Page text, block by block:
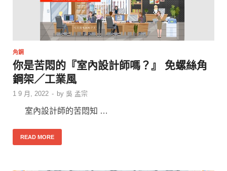
角鋼
你是苦悶的『室內設計師嗎？』 免螺絲角
鋼架／工業風
1 9 月, 2022 - by 吳 孟宗
室內設計師的苦悶知 …
READ MORE